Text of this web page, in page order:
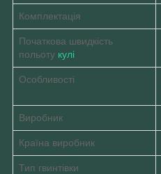
Комплектація
Початкова швидкість
польоту кулі
Особливості
Виробник
Країна виробник
Тип гвинтівки